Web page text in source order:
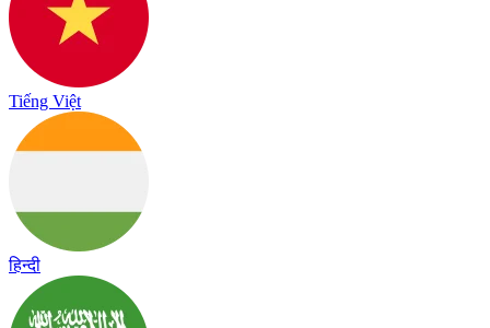
Tiếng Việt
हिन्दी